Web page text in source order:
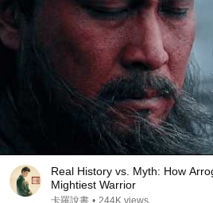
Real History vs. Myth: How
Mightiest Warrior
卡羅說書 • 244K views